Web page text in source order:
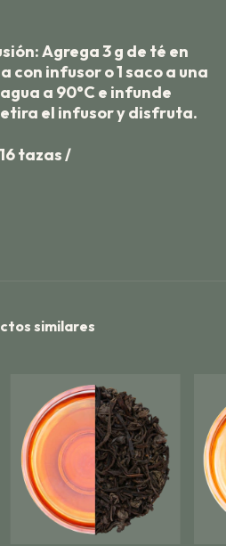
Agrega 3 g de té en
con infusor o 1 saco a una
a 90°C e infunde
el infusor y disfruta.
tazas /
similares